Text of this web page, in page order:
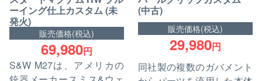
ーイング仕上カスタム (未
発火)
販売価格(税込)
69,980円
S&W M27は、アメリカの
(中古)
販売価格(税込)
29,980円
同社製の複数のガバメント